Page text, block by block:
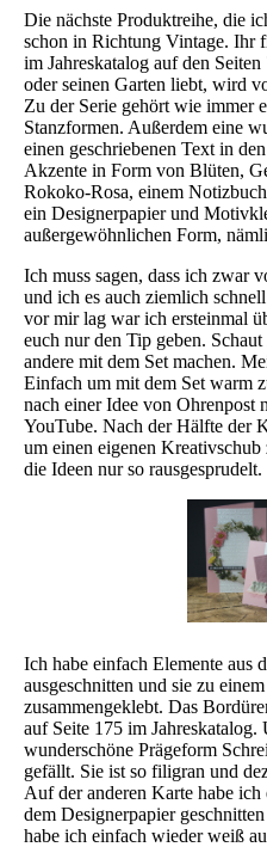
Die nächste Produktreihe, die
schon in Richtung Vintage. Ihr
im Jahreskatalog auf den
oder seinen Garten liebt, wird
Zu der Serie gehört wie immer
Stanzformen. Außerdem eine
einen geschriebenen Text in
Akzente in Form von Blüten,
Rokoko-Rosa, einem
ein Designerpapier und
außergewöhnlichen Form,
Ich muss sagen, dass ich zwar
und ich es auch ziemlich
vor mir lag war ich ersteinmal
euch nur den Tip geben.
andere mit dem Set machen.
Einfach um mit dem Set warm
nach einer Idee von Ohrenpost
YouTube. Nach der Hälfte der
um einen eigenen
die Ideen nur so rausgesprudelt.
Ich habe einfach Elemente aus
ausgeschnitten und sie zu
zusammengeklebt. Das
auf Seite 175 im
wunderschöne Prägeform
gefällt. Sie ist so filigran und
Auf der anderen Karte habe
dem Designerpapier
habe ich einfach wieder weiß